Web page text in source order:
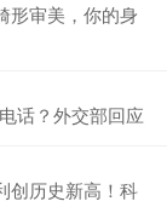
形审美，你的身
话？外交部回应
创历史新高！科